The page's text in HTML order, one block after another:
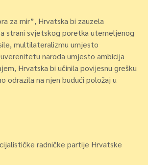
za mir”, Hrvatska bi zauzela
strani svjetskog poretka utemeljenog
multilateralizmu umjesto
naroda umjesto ambicija
Hrvatska bi učinila povijesnu grešku
odrazila na njen budući položaj u
radničke partije Hrvatske